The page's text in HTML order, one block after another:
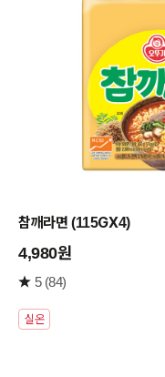
참깨라면 (115GX4)
4,980원
5 (84)
실온